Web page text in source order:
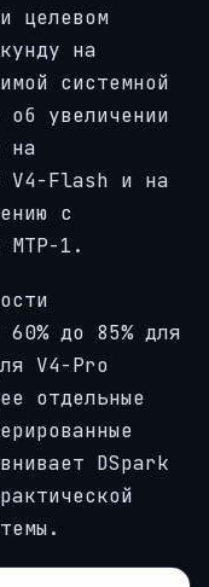
целевом
на
системной
об увеличении
на
V4-Flash и на
с
MTP-1.
до 85% для
V4-Pro
отдельные
DSpark